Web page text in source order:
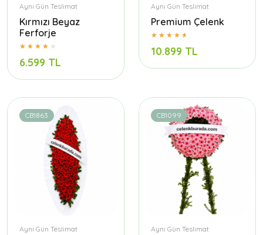
Aynı Gün Teslimat
Kırmızı Beyaz
Ferforje
6.599 TL
Aynı Gün Teslimat
Premium Çelenk
10.899 TL
CB1863
Aynı Gün Teslimat
CB1099
Aynı Gün Teslimat